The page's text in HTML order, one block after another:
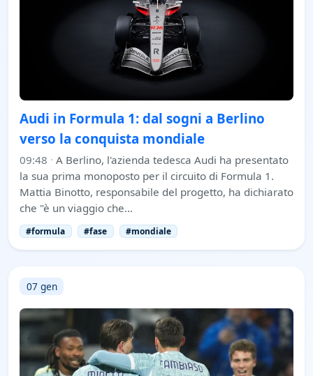
Audi in Formula 1: dal sogni a Berlino
verso la conquista mondiale
09:48 · A Berlino, l'azienda tedesca Audi ha presentato
la sua prima monoposto per il circuito di Formula 1.
Mattia Binotto, responsabile del progetto, ha dichiarato
che "è un viaggio che…
#formula #fase #mondiale
07 gen